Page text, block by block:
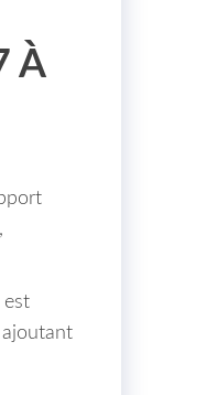
À
est